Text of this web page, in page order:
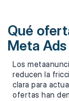
Qué
Meta Ads
Los
reducen la
clara para
ofertas han